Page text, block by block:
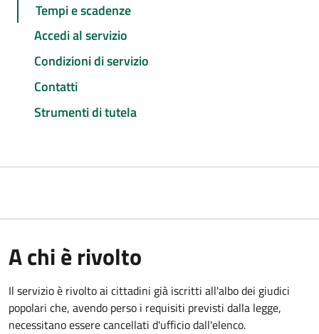
Tempi e scadenze
Accedi al servizio
Condizioni di servizio
Contatti
Strumenti di tutela
A chi è rivolto
Il servizio è rivolto ai cittadini già iscritti all'albo dei giudici
popolari che, avendo perso i requisiti previsti dalla legge,
necessitano essere cancellati d'ufficio dall'elenco.